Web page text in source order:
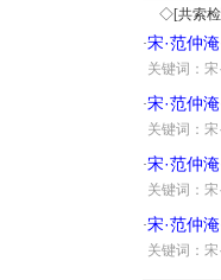
◇[共索检
·宋·范仲淹
关键词：宋
·宋·范仲淹
关键词：宋
·宋·范仲淹
关键词：宋
·宋·范仲淹
关键词：宋